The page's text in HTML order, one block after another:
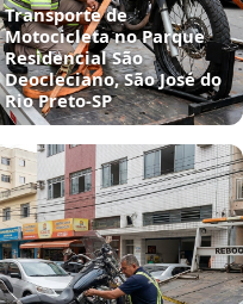
Transporte de
Motocicleta no Parque
Residencial São
Deocleciano, São José do
Rio Preto‑SP